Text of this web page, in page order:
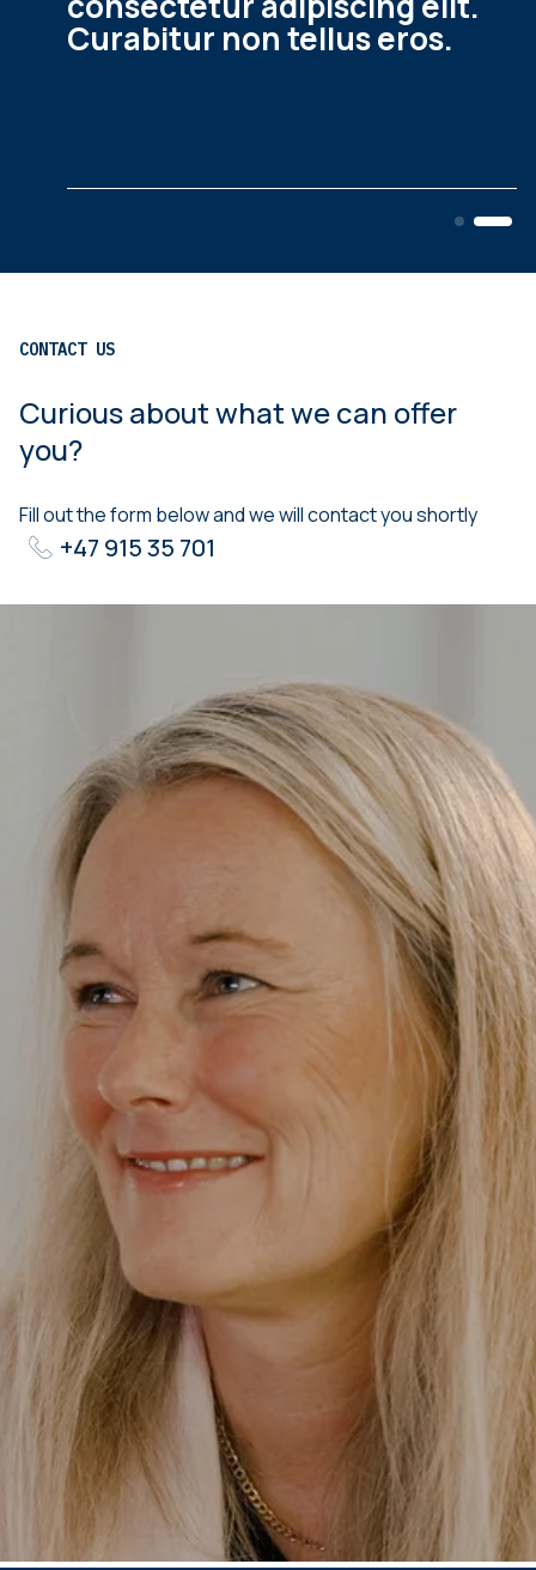
Curabitur non tellus eros.
CONTACT US
Curious about what we can offer
you?
Fill out the form below and we will contact you shortly
+47 915 35 701